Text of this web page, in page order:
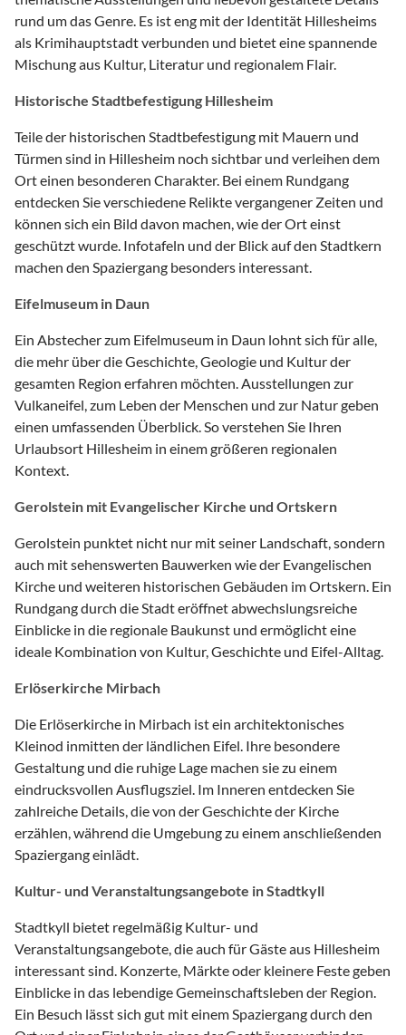
rund um das Genre. Es ist eng mit der Identität Hillesheims
als Krimihauptstadt verbunden und bietet eine spannende
Mischung aus Kultur, Literatur und regionalem Flair.
Historische Stadtbefestigung Hillesheim
Teile der historischen Stadtbefestigung mit Mauern und
Türmen sind in Hillesheim noch sichtbar und verleihen dem
Ort einen besonderen Charakter. Bei einem Rundgang
entdecken Sie verschiedene Relikte vergangener Zeiten und
können sich ein Bild davon machen, wie der Ort einst
geschützt wurde. Infotafeln und der Blick auf den Stadtkern
machen den Spaziergang besonders interessant.
Eifelmuseum in Daun
Ein Abstecher zum Eifelmuseum in Daun lohnt sich für alle,
die mehr über die Geschichte, Geologie und Kultur der
gesamten Region erfahren möchten. Ausstellungen zur
Vulkaneifel, zum Leben der Menschen und zur Natur geben
einen umfassenden Überblick. So verstehen Sie Ihren
Urlaubsort Hillesheim in einem größeren regionalen
Kontext.
Gerolstein mit Evangelischer Kirche und Ortskern
Gerolstein punktet nicht nur mit seiner Landschaft, sondern
auch mit sehenswerten Bauwerken wie der Evangelischen
Kirche und weiteren historischen Gebäuden im Ortskern. Ein
Rundgang durch die Stadt eröffnet abwechslungsreiche
Einblicke in die regionale Baukunst und ermöglicht eine
ideale Kombination von Kultur, Geschichte und Eifel-Alltag.
Erlöserkirche Mirbach
Die Erlöserkirche in Mirbach ist ein architektonisches
Kleinod inmitten der ländlichen Eifel. Ihre besondere
Gestaltung und die ruhige Lage machen sie zu einem
eindrucksvollen Ausflugsziel. Im Inneren entdecken Sie
zahlreiche Details, die von der Geschichte der Kirche
erzählen, während die Umgebung zu einem anschließenden
Spaziergang einlädt.
Kultur- und Veranstaltungsangebote in Stadtkyll
Stadtkyll bietet regelmäßig Kultur- und
Veranstaltungsangebote, die auch für Gäste aus Hillesheim
interessant sind. Konzerte, Märkte oder kleinere Feste geben
Einblicke in das lebendige Gemeinschaftsleben der Region.
Ein Besuch lässt sich gut mit einem Spaziergang durch den